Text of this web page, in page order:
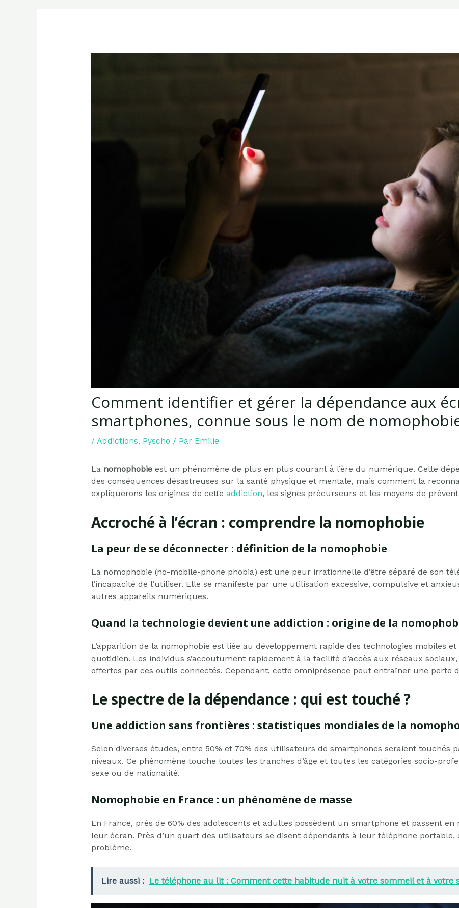
Comment identifier et gérer la dépendance aux
smartphones, connue sous le nom de
/ Addictions, Pyscho / Par Emilie
La nomophobieest un phénomène de plus en plus courant à l’ère du numérique. Cette
des conséquences désastreuses sur la santé physique et mentale, mais comment la
expliquerons les origines de cette addiction, les signes précurseurs et les moyens de
Accroché à l’écran : comprendre la nomophobie
La peur de se déconnecter : définition de la nomophobie
La nomophobie (no-mobile-phone phobia) est une peur irrationnelle d’être séparé de son
l’incapacité de l’utiliser. Elle se manifeste par une utilisation excessive, compulsive et
autres appareils numériques.
Quand la technologie devient une addiction : origine de la
L’apparition de la nomophobie est liée au développement rapide des technologies mobiles
quotidien. Les individus s’accoutument rapidement à la facilité d’accès aux réseaux
offertes par ces outils connectés. Cependant, cette omniprésence peut entraîner une perte
Le spectre de la dépendance : qui est touché ?
Une addiction sans frontières : statistiques mondiales de la
Selon diverses études, entre 50% et 70% des utilisateurs de smartphones seraient touchés
niveaux. Ce phénomène touche toutes les tranches d’âge et toutes les catégories socio-
sexe ou de nationalité.
Nomophobie en France : un phénomène de masse
En France, près de 60% des adolescents et adultes possèdent un smartphone et passent
leur écran. Près d’un quart des utilisateurs se disent dépendants à leur téléphone portable,
problème.
Lire aussi : Le téléphone au lit : Comment cette habitude nuit à votre sommeil et à votre